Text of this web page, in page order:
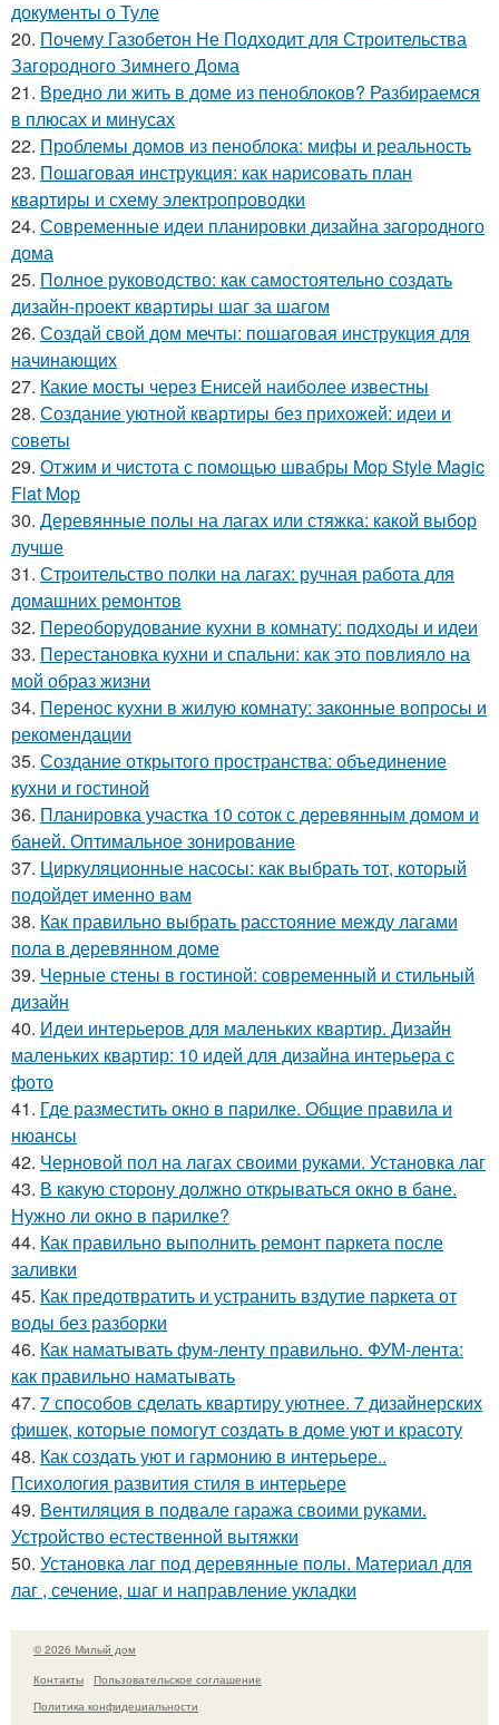
документы о Туле
20. Почему Газобетон Не Подходит для Строительства
Загородного Зимнего Дома
21. Вредно ли жить в доме из пеноблоков? Разбираемся
в плюсах и минусах
22. Проблемы домов из пеноблока: мифы и реальность
23. Пошаговая инструкция: как нарисовать план
квартиры и схему электропроводки
24. Современные идеи планировки дизайна загородного
дома
25. Полное руководство: как самостоятельно создать
дизайн-проект квартиры шаг за шагом
26. Создай свой дом мечты: пошаговая инструкция для
начинающих
27. Какие мосты через Енисей наиболее известны
28. Создание уютной квартиры без прихожей: идеи и
советы
29. Отжим и чистота с помощью швабры Mop Style Magic
Flat Mop
30. Деревянные полы на лагах или стяжка: какой выбор
лучше
31. Строительство полки на лагах: ручная работа для
домашних ремонтов
32. Переоборудование кухни в комнату: подходы и идеи
33. Перестановка кухни и спальни: как это повлияло на
мой образ жизни
34. Перенос кухни в жилую комнату: законные вопросы и
рекомендации
35. Создание открытого пространства: объединение
кухни и гостиной
36. Планировка участка 10 соток с деревянным домом и
баней. Оптимальное зонирование
37. Циркуляционные насосы: как выбрать тот, который
подойдет именно вам
38. Как правильно выбрать расстояние между лагами
пола в деревянном доме
39. Черные стены в гостиной: современный и стильный
дизайн
40. Идеи интерьеров для маленьких квартир. Дизайн
маленьких квартир: 10 идей для дизайна интерьера с
фото
41. Где разместить окно в парилке. Общие правила и
нюансы
42. Черновой пол на лагах своими руками. Установка лаг
43. В какую сторону должно открываться окно в бане.
Нужно ли окно в парилке?
44. Как правильно выполнить ремонт паркета после
заливки
45. Как предотвратить и устранить вздутие паркета от
воды без разборки
46. Как наматывать фум-ленту правильно. ФУМ-лента:
как правильно наматывать
47. 7 способов сделать квартиру уютнее. 7 дизайнерских
фишек, которые помогут создать в доме уют и красоту
48. Как создать уют и гармонию в интерьере..
Психология развития стиля в интерьере
49. Вентиляция в подвале гаража своими руками.
Устройство естественной вытяжки
50. Установка лаг под деревянные полы. Материал для
лаг , сечение, шаг и направление укладки
© 2026 Милый дом
Контакты
Пользовательское соглашение
Политика конфидециальности